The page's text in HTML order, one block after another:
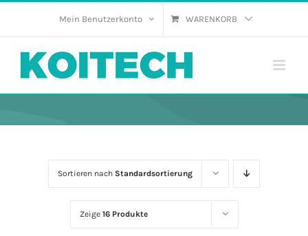
Mein Benutzerkonto WARENKORB
Sortieren nach Standardsortierung
Zeige 16 Produkte